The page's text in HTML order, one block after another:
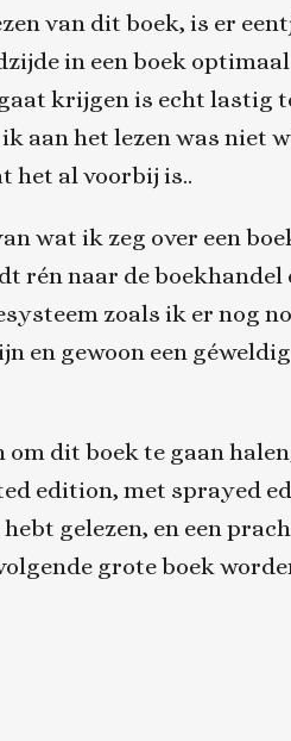
van dit boek, is er
in een boek
krijgen is echt lastig
aan het lezen was niet
het al voorbij is..
wat ik zeg over een
rén naar de boekhandel
zoals ik er nog
en gewoon een
dit boek te gaan
edition, met sprayed
gelezen, en een
grote boek